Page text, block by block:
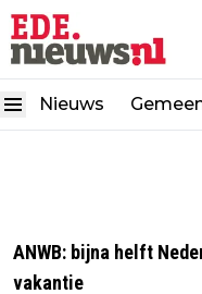
Nieuws
ANWB: bijna helft
vakantie